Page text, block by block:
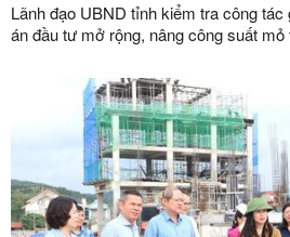
Lãnh đạo UBND tỉnh kiểm tra công
án đầu tư mở rộng, nâng công suất